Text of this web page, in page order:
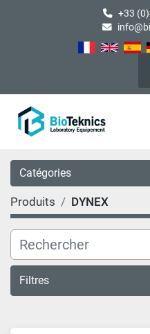
+33
Catégories
Produits DYNEX
Filtres